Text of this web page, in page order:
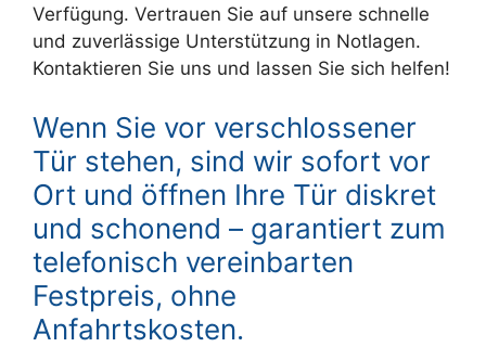
Verfügung. Vertrauen Sie auf unsere schnelle
und zuverlässige Unterstützung in Notlagen.
Kontaktieren Sie uns und lassen Sie sich helfen!
Wenn Sie vor verschlossener
Tür stehen, sind wir sofort vor
Ort und öffnen Ihre Tür diskret
und schonend – garantiert zum
telefonisch vereinbarten
Festpreis, ohne
Anfahrtskosten.